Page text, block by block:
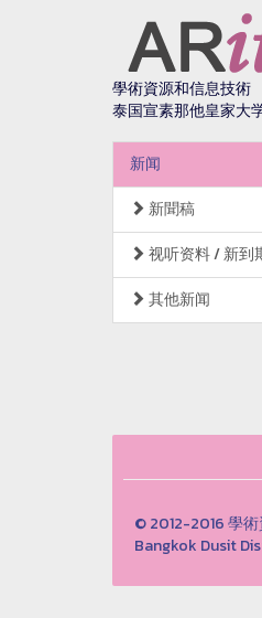
學術資源和信息技術
泰国宣素那他皇家大
新闻
新聞稿
视听资料 / 新到
其他新闻
© 2012-2016 學
Bangkok Dusit